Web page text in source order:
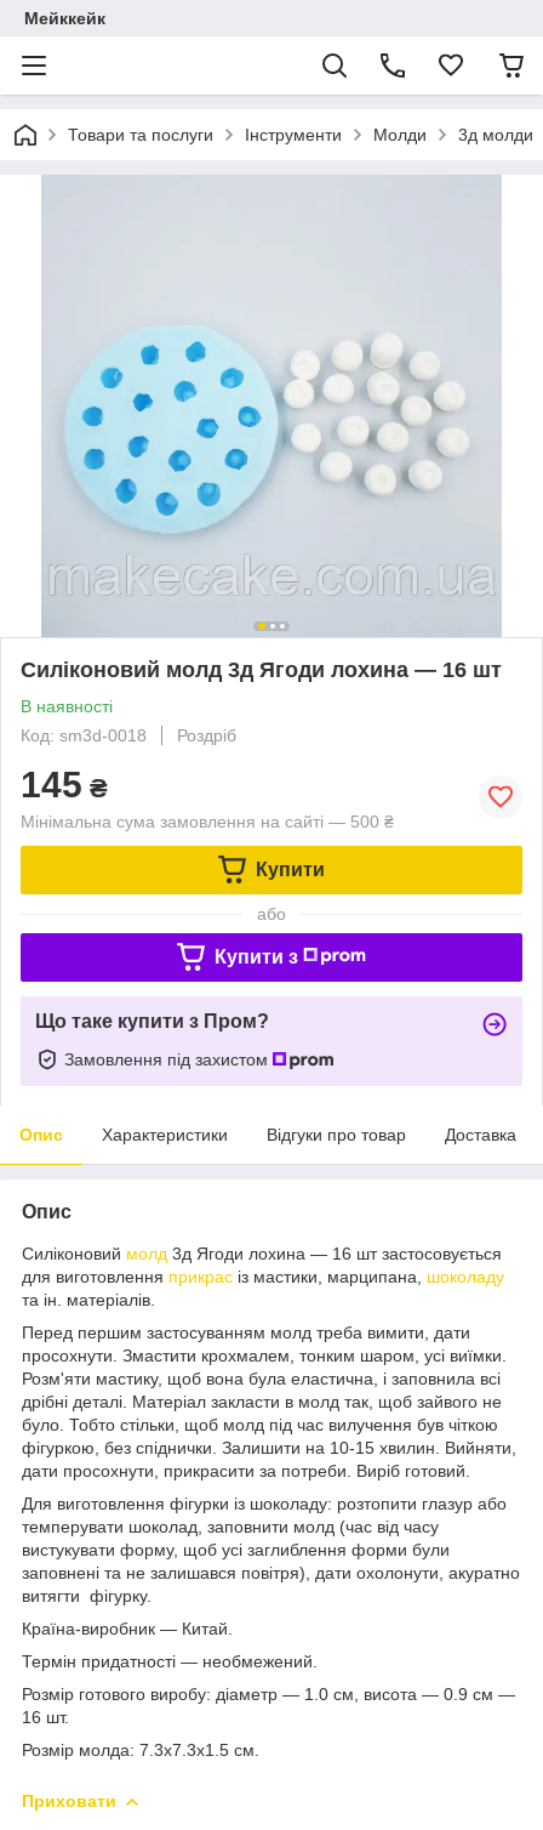
Мейккейк
Товари та послуги Інструменти Молди 3д молди
Силіконовий молд 3д Ягоди лохина — 16 шт
В наявності
Код: sm3d-0018
Роздріб
145 ₴
Мінімальна сума замовлення на сайті — 500 ₴
Купити
або
Купити з
Що таке купити з Пром?
Замовлення під захистом
Опис Характеристики Відгуки про товар Доставка
Опис
Силіконовий молд 3д Ягоди лохина — 16 шт застосовується
для виготовлення прикрас із мастики, марципана, шоколаду
та ін. матеріалів.
Перед першим застосуванням молд треба вимити, дати
просохнути. Змастити крохмалем, тонким шаром, усі виїмки.
Розм'яти мастику, щоб вона була еластична, і заповнила всі
дрібні деталі. Матеріал закласти в молд так, щоб зайвого не
було. Тобто стільки, щоб молд під час вилучення був чіткою
фігуркою, без спіднички. Залишити на 10-15 хвилин. Вийняти,
дати просохнути, прикрасити за потреби. Виріб готовий.
Для виготовлення фігурки із шоколаду: розтопити глазур або
темперувати шоколад, заповнити молд (час від часу
вистукувати форму, щоб усі заглиблення форми були
заповнені та не залишався повітря), дати охолонути, акуратно
витягти фігурку.
Країна-виробник — Китай.
Термін придатності — необмежений.
Розмір готового виробу: діаметр — 1.0 см, висота — 0.9 см —
16 шт.
Розмір молда: 7.3х7.3х1.5 см.
Приховати